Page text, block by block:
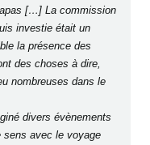
[…] La commission
investie était un
la présence des
des choses à dire,
nombreuses dans le
divers évènements
sens avec le voyage